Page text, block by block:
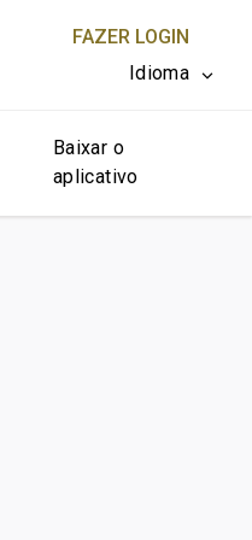
FAZER LOGIN
Idioma
Baixar o
aplicativo